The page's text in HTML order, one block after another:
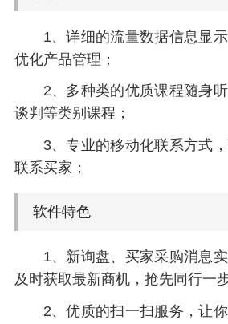
1、详细的流量数据信息显
优化产品管理；
2、多种类的优质课程随身
谈判等类别课程；
3、专业的移动化联系方式
联系买家；
软件特色
1、新询盘、买家采购消息
及时获取最新商机，抢先同行一
2、优质的扫一扫服务，让